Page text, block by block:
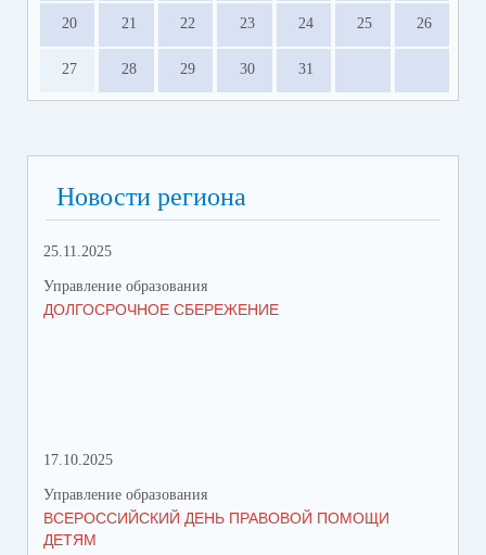
20 21 22 23 24 25 26
27 28 29 30 31
Новости региона
25.11.2025
Управление образования
ДОЛГОСРОЧНОЕ СБЕРЕЖЕНИЕ
17.10.2025
Управление образования
ВСЕРОССИЙСКИЙ ДЕНЬ ПРАВОВОЙ ПОМОЩИ
ДЕТЯМ